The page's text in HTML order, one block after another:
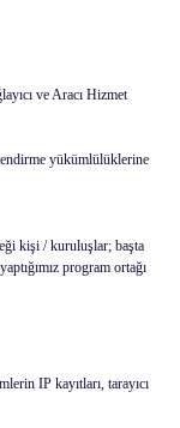
ve Aracı Hizmet
yükümlülüklerine
kişi / kuruluşlar; başta
program ortağı
IP kayıtları, tarayıcı